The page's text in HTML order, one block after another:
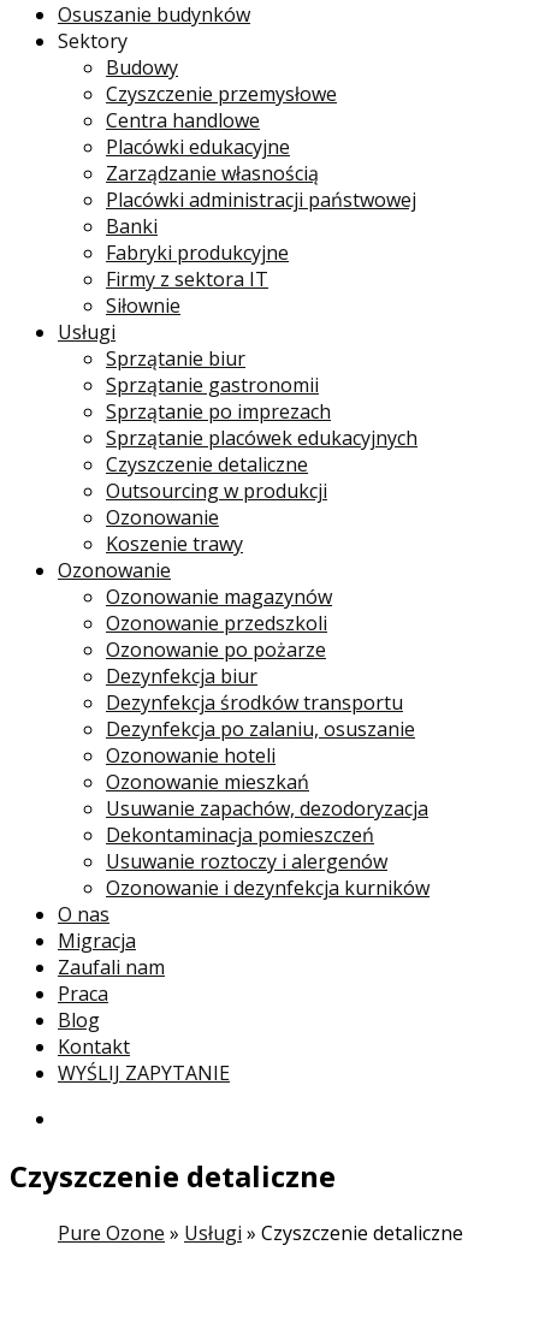
Osuszanie budynków
Sektory
Budowy
Czyszczenie przemysłowe
Centra handlowe
Placówki edukacyjne
Zarządzanie własnością
Placówki administracji państwowej
Banki
Fabryki produkcyjne
Firmy z sektora IT
Siłownie
Usługi
Sprzątanie biur
Sprzątanie gastronomii
Sprzątanie po imprezach
Sprzątanie placówek edukacyjnych
Czyszczenie detaliczne
Outsourcing w produkcji
Ozonowanie
Koszenie trawy
Ozonowanie
Ozonowanie magazynów
Ozonowanie przedszkoli
Ozonowanie po pożarze
Dezynfekcja biur
Dezynfekcja środków transportu
Dezynfekcja po zalaniu, osuszanie
Ozonowanie hoteli
Ozonowanie mieszkań
Usuwanie zapachów, dezodoryzacja
Dekontaminacja pomieszczeń
Usuwanie roztoczy i alergenów
Ozonowanie i dezynfekcja kurników
O nas
Migracja
Zaufali nam
Praca
Blog
Kontakt
WYŚLIJ ZAPYTANIE
Czyszczenie detaliczne
Pure Ozone » Usługi » Czyszczenie detaliczne